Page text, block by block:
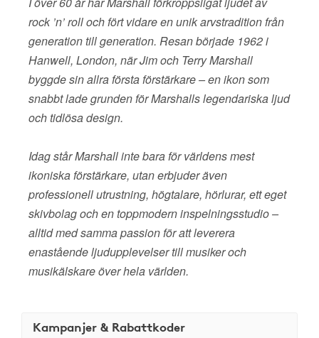
rock ’n’ roll och fört vidare en unik arvstradition från
generation till generation. Resan började 1962 i
Hanwell, London, när Jim och Terry Marshall
byggde sin allra första förstärkare – en ikon som
snabbt lade grunden för Marshalls legendariska ljud
och tidlösa design.
Idag står Marshall inte bara för världens mest
ikoniska förstärkare, utan erbjuder även
professionell utrustning, högtalare, hörlurar, ett eget
skivbolag och en toppmodern inspelningsstudio –
alltid med samma passion för att leverera
enastående ljudupplevelser till musiker och
musikälskare över hela världen.
Kampanjer & Rabattkoder